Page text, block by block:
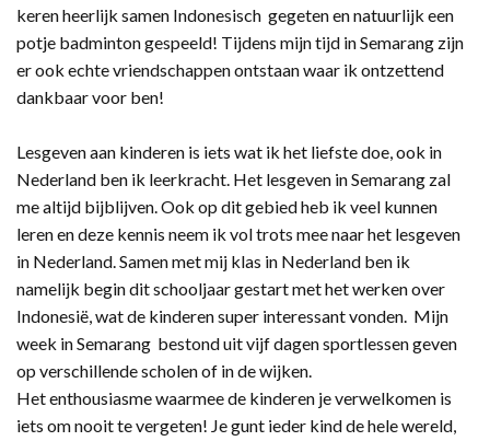
keren heerlijk samen Indonesisch gegeten en natuurlijk een
potje badminton gespeeld! Tijdens mijn tijd in Semarang zijn
er ook echte vriendschappen ontstaan waar ik ontzettend
dankbaar voor ben!
Lesgeven aan kinderen is iets wat ik het liefste doe, ook in
Nederland ben ik leerkracht. Het lesgeven in Semarang zal
me altijd bijblijven. Ook op dit gebied heb ik veel kunnen
leren en deze kennis neem ik vol trots mee naar het lesgeven
in Nederland. Samen met mij klas in Nederland ben ik
namelijk begin dit schooljaar gestart met het werken over
Indonesië, wat de kinderen super interessant vonden. Mijn
week in Semarang bestond uit vijf dagen sportlessen geven
op verschillende scholen of in de wijken.
Het enthousiasme waarmee de kinderen je verwelkomen is
iets om nooit te vergeten! Je gunt ieder kind de hele wereld,